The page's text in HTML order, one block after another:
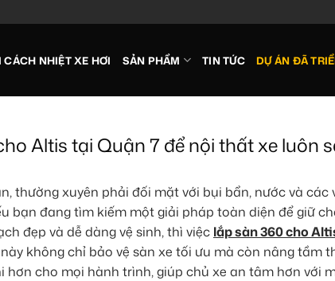
NHIỆT XE HƠI SẢN PHẨM TIN TỨC DỰ ÁN ĐÃ
Altis tại Quận 7 để nội thất xe luôn
thường xuyên phải đối mặt với bụi bẩn, nước và các
bạn đang tìm kiếm một giải pháp toàn diện để giữ
đẹp và dễ dàng vệ sinh, thì việc lắp sàn 360 cho
không chỉ bảo vệ sàn xe tối ưu mà còn nâng tầm
hơn cho mọi hành trình, giúp chủ xe an tâm hơn với